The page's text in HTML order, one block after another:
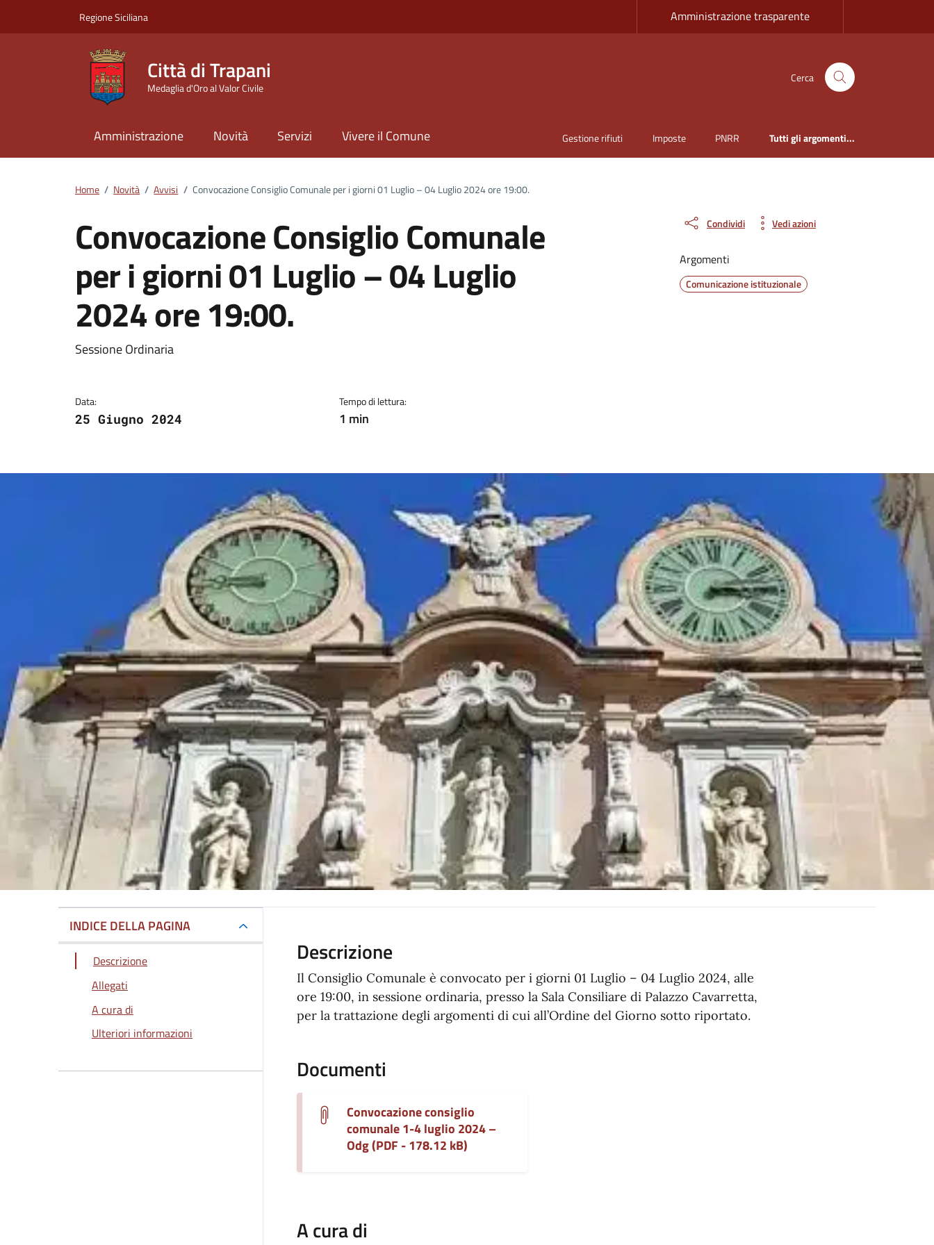
Regione Siciliana Amministrazione trasparente
Città di Trapani
Medaglia d'Oro al Valor Civile
Cerca
Amministrazione Novità Servizi Vivere il Comune Gestione rifiuti Imposte PNRR Tutti gli argomenti...
Home / Novità / Avvisi / Convocazione Consiglio Comunale per i giorni 01 Luglio – 04 Luglio 2024 ore 19:00.
Convocazione Consiglio Comunale
per i giorni 01 Luglio – 04 Luglio
2024 ore 19:00.
Dettagli della notizia
Sessione Ordinaria
Data:
25 Giugno 2024
Tempo di lettura:
1 min
Condividi Vedi azioni
Argomenti
Comunicazione istituzionale
INDICE DELLA PAGINA
Descrizione
Allegati
A cura di
Ulteriori informazioni
Descrizione
Il Consiglio Comunale è convocato per i giorni 01 Luglio – 04 Luglio 2024, alle
ore 19:00, in sessione ordinaria, presso la Sala Consiliare di Palazzo Cavarretta,
per la trattazione degli argomenti di cui all’Ordine del Giorno sotto riportato.
Documenti
Convocazione consiglio
comunale 1-4 luglio 2024 –
Odg (PDF - 178.12 kB)
A cura di